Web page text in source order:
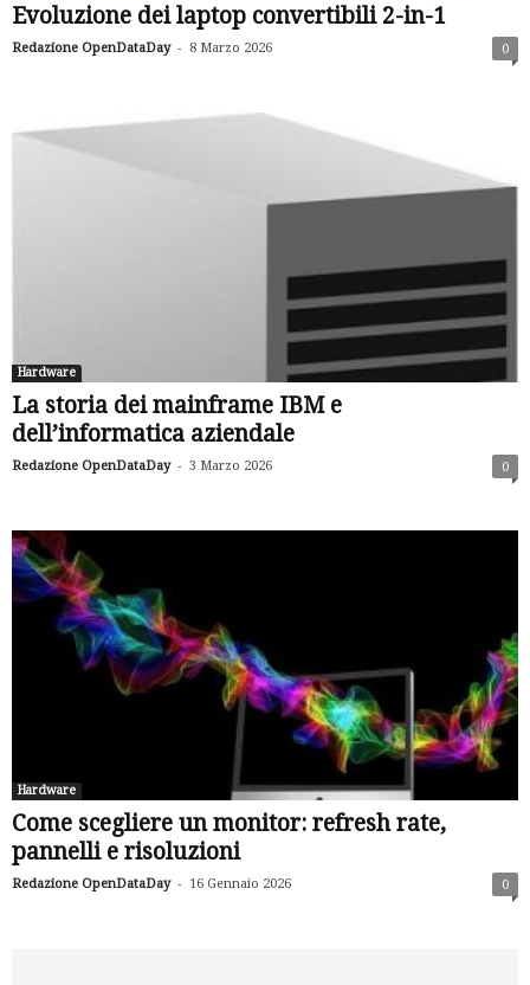
Evoluzione dei laptop convertibili 2-in-1
Redazione OpenDataDay - 8 Marzo 2026 0
Hardware
La storia dei mainframe IBM e
dell’informatica aziendale
Redazione OpenDataDay - 3 Marzo 2026 0
Hardware
Come scegliere un monitor: refresh rate,
pannelli e risoluzioni
Redazione OpenDataDay - 16 Gennaio 2026 0